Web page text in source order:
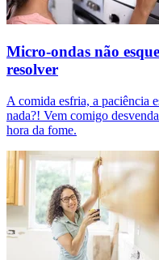
Micro-ondas não
resolver
A comida esfria, a paciência
nada?! Vem comigo
hora da fome.